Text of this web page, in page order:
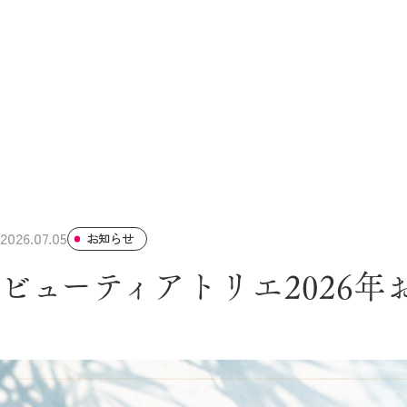
2026.07.05 お知らせ
ビューティアトリエ2026